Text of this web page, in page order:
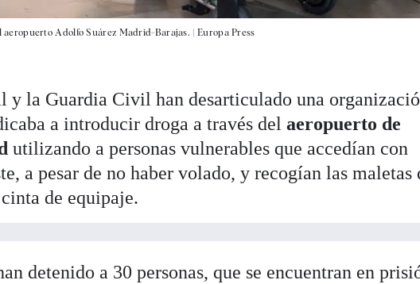
Adolfo Suárez Madrid-Barajas. | Europa Press
y la Guardia Civil han desarticulado una
a introducir droga a través delaeropuerto de
utilizando a personas vulnerables que accedían con
a pesar de no haber volado, y recogían las maletas
de equipaje.
detenido a 30 personas, que se encuentran en